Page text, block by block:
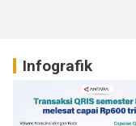
Infografik